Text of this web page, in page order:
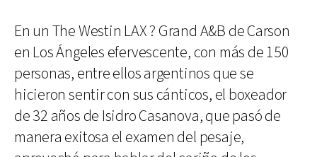
En un The Westin LAX ? Grand A&B de Carson
en Los Ángeles efervescente, con más de 150
personas, entre ellos argentinos que se
hicieron sentir con sus cánticos, el boxeador
de 32 años de Isidro Casanova, que pasó de
manera exitosa el examen del pesaje,